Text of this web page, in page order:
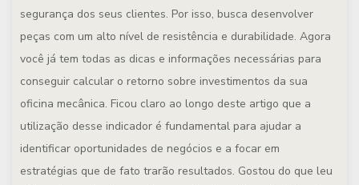
segurança dos seus clientes. Por isso, busca desenvolver
peças com um alto nível de resistência e durabilidade. Agora
você já tem todas as dicas e informações necessárias para
conseguir calcular o retorno sobre investimentos da sua
oficina mecânica. Ficou claro ao longo deste artigo que a
utilização desse indicador é fundamental para ajudar a
identificar oportunidades de negócios e a focar em
estratégias que de fato trarão resultados. Gostou do que leu